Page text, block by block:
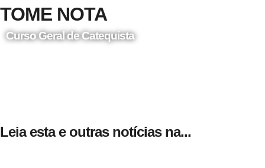
TOME NOTA
Curso Geral de Catequista
Leia esta e outras notícias na...